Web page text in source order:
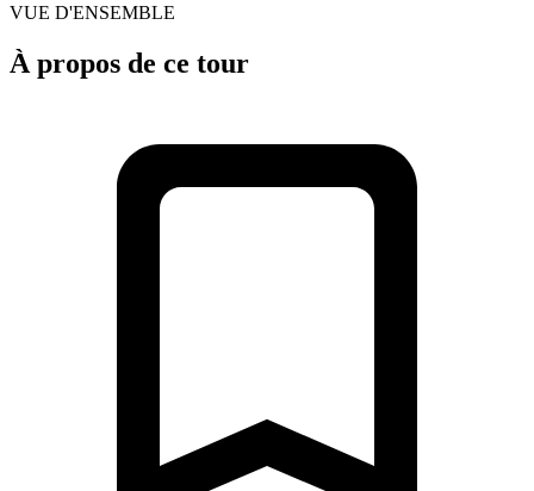
VUE D'ENSEMBLE
À propos de ce tour